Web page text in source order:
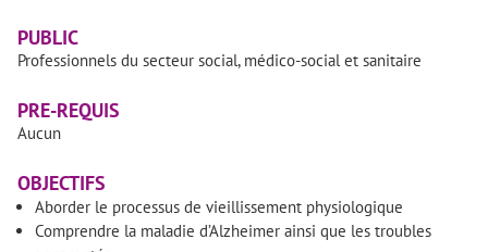
PUBLIC
Professionnels du secteur social, médico-social et sanitaire
PRE-REQUIS
Aucun
OBJECTIFS
Aborder le processus de vieillissement physiologique
Comprendre la maladie d’Alzheimer ainsi que les troubles